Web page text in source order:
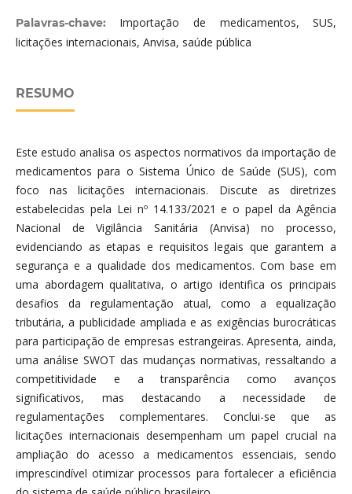
Palavras-chave: Importação de medicamentos, SUS,
licitações internacionais, Anvisa, saúde pública
RESUMO
Este estudo analisa os aspectos normativos da importação de
medicamentos para o Sistema Único de Saúde (SUS), com
foco nas licitações internacionais. Discute as diretrizes
estabelecidas pela Lei nº 14.133/2021 e o papel da Agência
Nacional de Vigilância Sanitária (Anvisa) no processo,
evidenciando as etapas e requisitos legais que garantem a
segurança e a qualidade dos medicamentos. Com base em
uma abordagem qualitativa, o artigo identifica os principais
desafios da regulamentação atual, como a equalização
tributária, a publicidade ampliada e as exigências burocráticas
para participação de empresas estrangeiras. Apresenta, ainda,
uma análise SWOT das mudanças normativas, ressaltando a
competitividade e a transparência como avanços
significativos, mas destacando a necessidade de
regulamentações complementares. Conclui-se que as
licitações internacionais desempenham um papel crucial na
ampliação do acesso a medicamentos essenciais, sendo
imprescindível otimizar processos para fortalecer a eficiência